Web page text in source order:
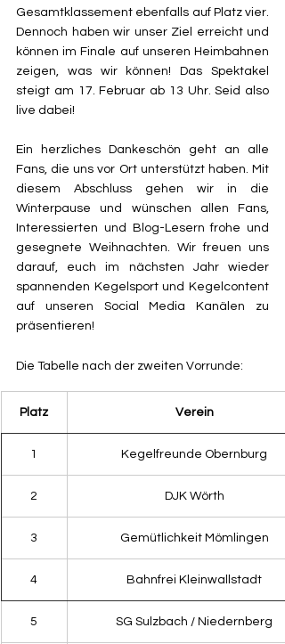
Gesamtklassement ebenfalls auf Platz vier.
Dennoch haben wir unser Ziel erreicht und
können im Finale auf unseren Heimbahnen
zeigen, was wir können! Das Spektakel
steigt am 17. Februar ab 13 Uhr. Seid also
live dabei!
Ein herzliches Dankeschön geht an alle
Fans, die uns vor Ort unterstützt haben. Mit
diesem Abschluss gehen wir in die
Winterpause und wünschen allen Fans,
Interessierten und Blog-Lesern frohe und
gesegnete Weihnachten. Wir freuen uns
darauf, euch im nächsten Jahr wieder
spannenden Kegelsport und Kegelcontent
auf unseren Social Media Kanälen zu
präsentieren!
Die Tabelle nach der zweiten Vorrunde:
Platz Verein
1 Kegelfreunde Obernburg
2 DJK Wörth
3 Gemütlichkeit Mömlingen
4 Bahnfrei Kleinwallstadt
5 SG Sulzbach / Niedernberg